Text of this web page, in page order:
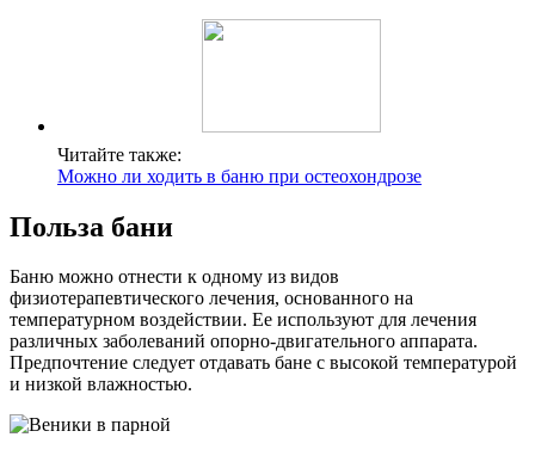
Читайте также:
Можно ли ходить в баню при остеохондрозе
Польза бани
Баню можно отнести к одному из видов
физиотерапевтического лечения, основанного на
температурном воздействии. Ее используют для лечения
различных заболеваний опорно-двигательного аппарата.
Предпочтение следует отдавать бане с высокой температурой
и низкой влажностью.